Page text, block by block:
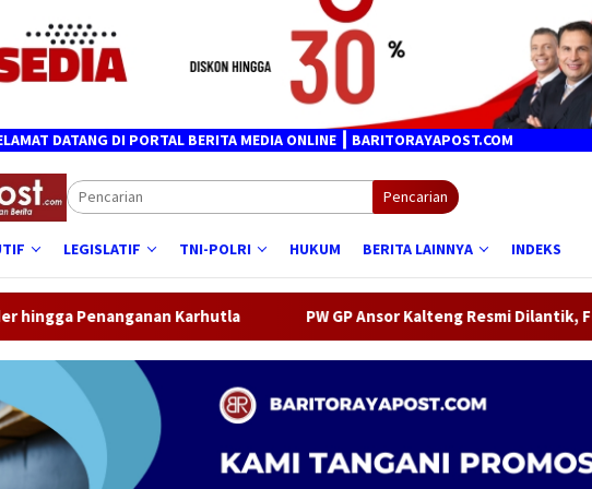
DI PORTAL BERITA MEDIA ONLINE ┃ BARITORAYAPOST.COM
Pencarian
LEGISLATIF TNI-POLRI HUKUM BERITA LAINNYA INDEKS
Karhutla PW GP Ansor Kalteng Resmi Dilantik, Fokus Bangun